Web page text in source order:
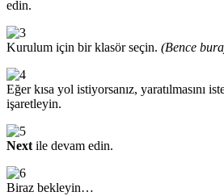
edin.
Kurulum için bir klasör seçin. (Bence
Eğer kısa yol istiyorsanız, yaratılmasını
işaretleyin.
Nextile devam edin.
Biraz bekleyin…